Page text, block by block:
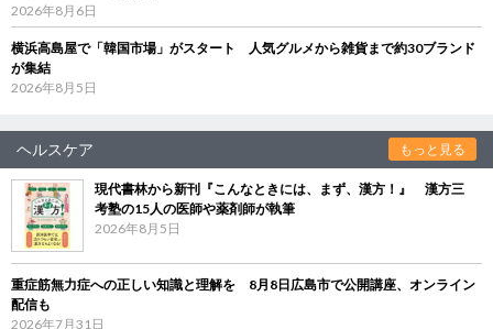
2026年8月6日
横浜高島屋で「韓国市場」がスタート 人気グルメから雑貨まで約30ブランド
が集結
2026年8月5日
ヘルスケア もっと見る
現代書林から新刊『こんなときには、まず、漢方！』 漢方三
考塾の15人の医師や薬剤師が執筆
2026年8月5日
重症筋無力症への正しい知識と理解を 8月8日広島市で公開講座、オンライン
配信も
2026年7月31日